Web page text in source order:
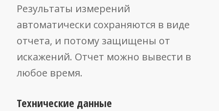
Результаты измерений
автоматически сохраняются в виде
отчета, и потому защищены от
искажений. Отчет можно вывести в
любое время.
Технические данные